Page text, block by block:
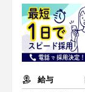
給与